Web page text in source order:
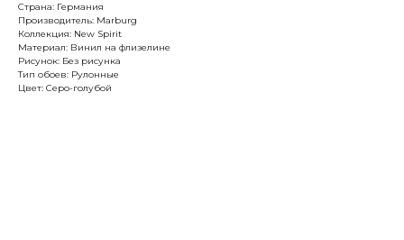
Страна: Германия
Производитель: Marburg
Коллекция: New Spirit
Материал: Винил на флизелине
Рисунок: Без рисунка
Тип обоев: Рулонные
Цвет: Серо-голубой